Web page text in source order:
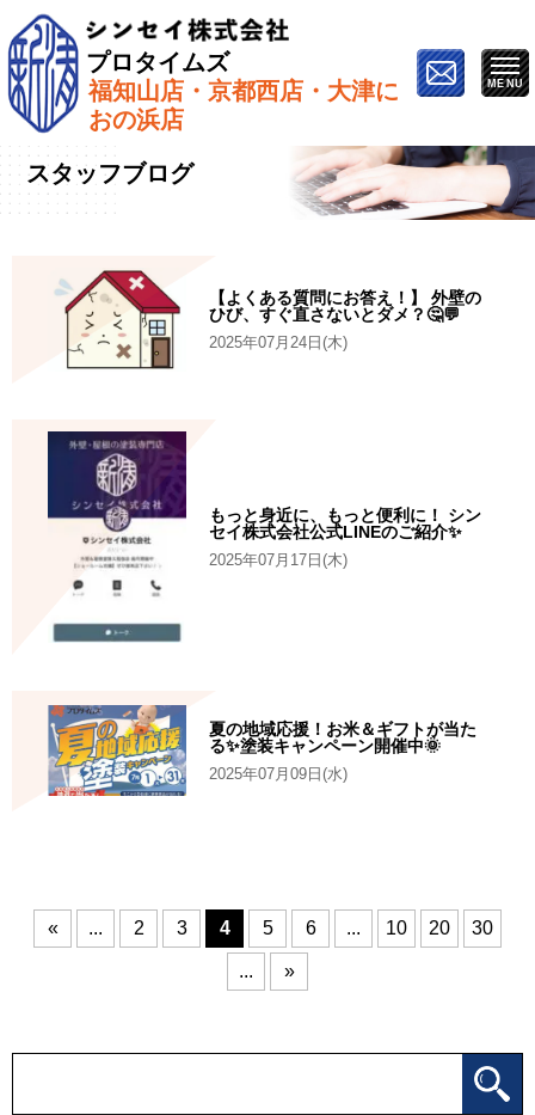
プロタイムズ
福知山店・京都西店・大津に
おの浜店
ホーム»スタッフブログ»ページ 4
スタッフブログ
【よくある質問にお答え！】 外壁の
ひび、すぐ直さないとダメ？🤔💬
2025年07月24日(木)
もっと身近に、もっと便利に！ シン
セイ株式会社公式LINEのご紹介✨
2025年07月17日(木)
夏の地域応援！お米＆ギフトが当た
る✨塗装キャンペーン開催中🌞
2025年07月09日(水)
« ... 2 3 4 5 6 ... 10 20 30
... »